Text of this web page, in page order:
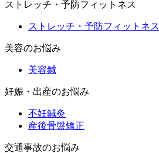
ストレッチ・予防フィットネス
ストレッチ・予防フィットネス
美容のお悩み
美容鍼
妊娠・出産のお悩み
不妊鍼灸
産後骨盤矯正
交通事故のお悩み